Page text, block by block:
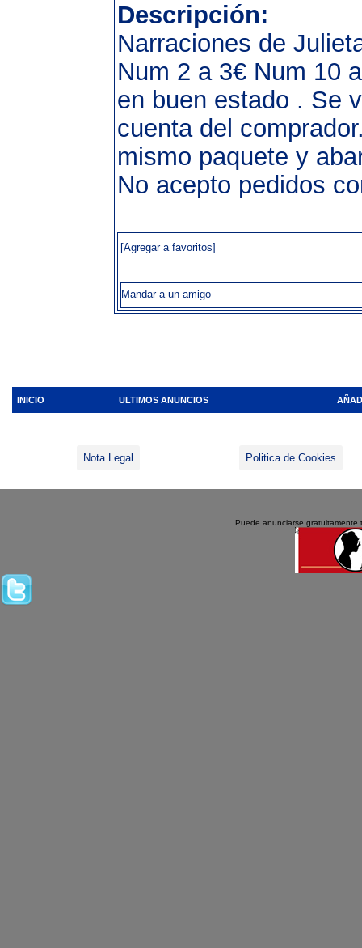
Descripción:
Narraciones de
Num 2 a 3€ Num 10
en buen estado . Se
cuenta del
mismo paquete y
No acepto pedidos
[Agregar a favoritos]
Mandar a un amigo
INICIO ULTIMOS ANUNCIOS
Nota Legal Politica de Cookies
Puede anunciarse